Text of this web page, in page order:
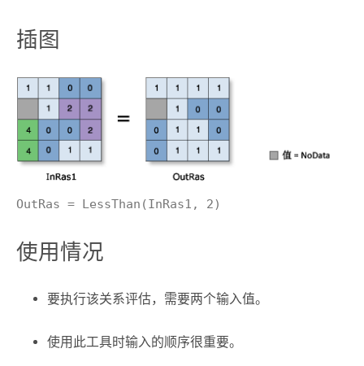
插图
OutRas = LessThan(InRas1, 2)
使用情况
要执行该关系评估，需要两个输入值。
使用此工具时输入的顺序很重要。